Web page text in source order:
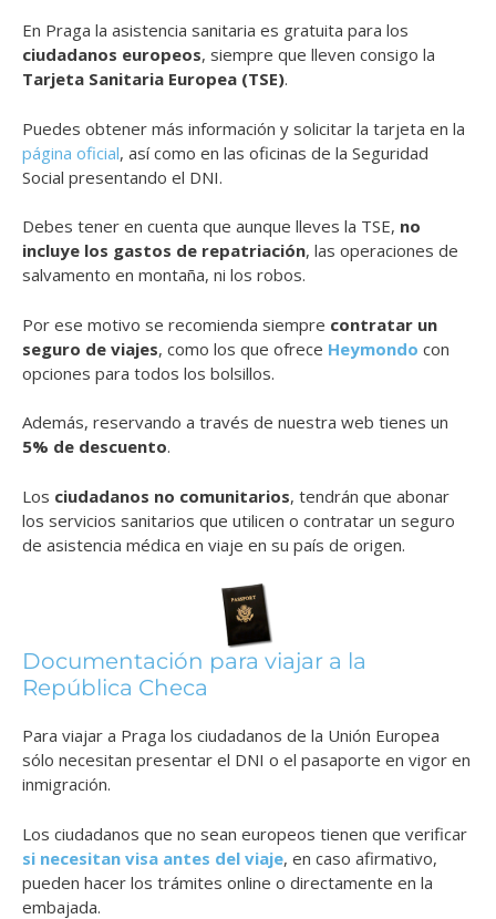
En Praga la asistencia sanitaria es gratuita para los
ciudadanos europeos, siempre que lleven consigo la
Tarjeta Sanitaria Europea (TSE).
Puedes obtener más información y solicitar la tarjeta en la
página oficial, así como en las oficinas de la Seguridad
Social presentando el DNI.
Debes tener en cuenta que aunque lleves la TSE, no
incluye los gastos de repatriación, las operaciones de
salvamento en montaña, ni los robos.
Por ese motivo se recomienda siempre contratar un
seguro de viajes, como los que ofrece Heymondo con
opciones para todos los bolsillos.
Además, reservando a través de nuestra web tienes un
5% de descuento.
Los ciudadanos no comunitarios, tendrán que abonar
los servicios sanitarios que utilicen o contratar un seguro
de asistencia médica en viaje en su país de origen.
Documentación para viajar a la
República Checa
Para viajar a Praga los ciudadanos de la Unión Europea
sólo necesitan presentar el DNI o el pasaporte en vigor en
inmigración.
Los ciudadanos que no sean europeos tienen que verificar
si necesitan visa antes del viaje, en caso afirmativo,
pueden hacer los trámites online o directamente en la
embajada.